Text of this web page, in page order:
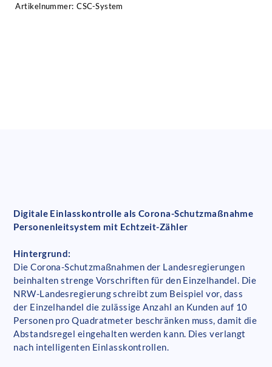
Artikelnummer: CSC-System
Digitale Einlasskontrolle als Corona-Schutzmaßnahme
Personenleitsystem mit Echtzeit-Zähler
Hintergrund:
Die Corona-Schutzmaßnahmen der Landesregierungen
beinhalten strenge Vorschriften für den Einzelhandel. Die
NRW-Landesregierung schreibt zum Beispiel vor, dass
der Einzelhandel die zulässige Anzahl an Kunden auf 10
Personen pro Quadratmeter beschränken muss, damit die
Abstandsregel eingehalten werden kann. Dies verlangt
nach intelligenten Einlasskontrollen.